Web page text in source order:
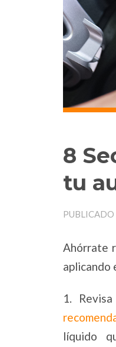
8
tu
Ahórrate
aplicando
1.
líquido